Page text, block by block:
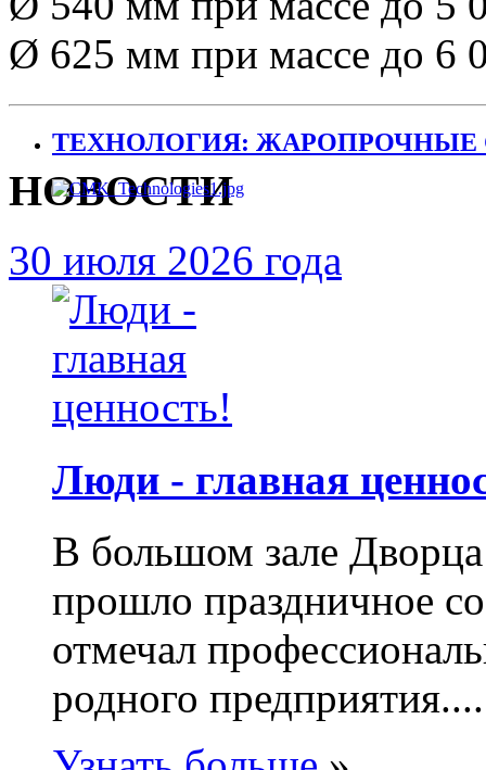
Ø 625 мм при массе до 6
ТЕХНОЛОГИЯ:
НОВОСТИ
30 июля 2026 года
Люди - главная
В большом зале
прошло праздничное
отмечал
родного предприятия....